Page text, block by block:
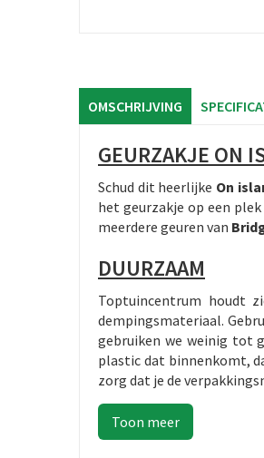
OMSCHRIJVING
GEURZAKJE ON
Schud dit heerlijke On
het geurzakje op een
meerdere geuren van
DUURZAAM
Toptuincentrum houdt
dempingsmateriaal.
gebruiken we weinig tot
plastic dat binnenkomt,
zorg dat je de